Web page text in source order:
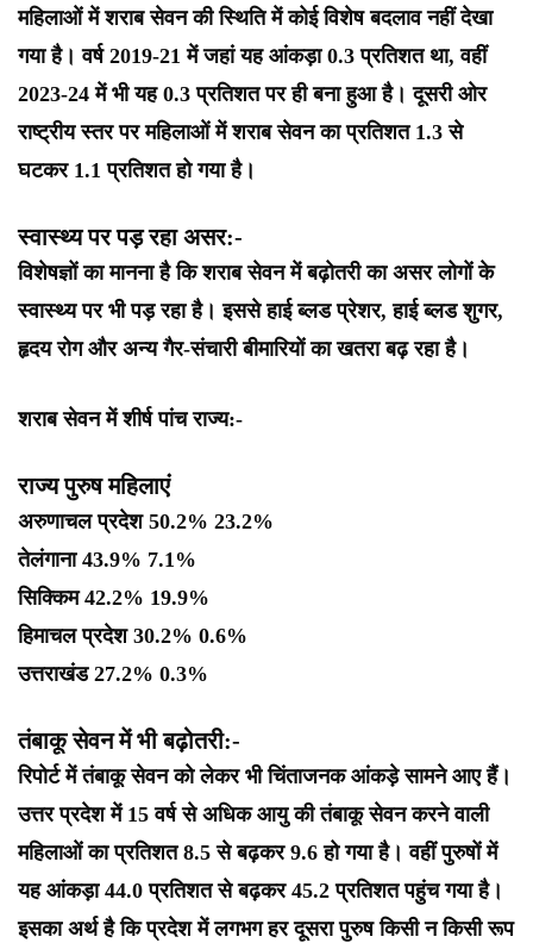
महिलाओं में शराब सेवन की स्थिति में कोई विशेष बदलाव नहीं देखा
गया है। वर्ष 2019-21 में जहां यह आंकड़ा 0.3 प्रतिशत था, वहीं
2023-24 में भी यह 0.3 प्रतिशत पर ही बना हुआ है। दूसरी ओर
राष्ट्रीय स्तर पर महिलाओं में शराब सेवन का प्रतिशत 1.3 से
घटकर 1.1 प्रतिशत हो गया है।
स्वास्थ्य पर पड़ रहा असर:-
विशेषज्ञों का मानना है कि शराब सेवन में बढ़ोतरी का असर लोगों के
स्वास्थ्य पर भी पड़ रहा है। इससे हाई ब्लड प्रेशर, हाई ब्लड शुगर,
हृदय रोग और अन्य गैर-संचारी बीमारियों का खतरा बढ़ रहा है।
शराब सेवन में शीर्ष पांच राज्य:-
राज्य पुरुष महिलाएं
अरुणाचल प्रदेश 50.2% 23.2%
तेलंगाना 43.9% 7.1%
सिक्किम 42.2% 19.9%
हिमाचल प्रदेश 30.2% 0.6%
उत्तराखंड 27.2% 0.3%
तंबाकू सेवन में भी बढ़ोतरी:-
रिपोर्ट में तंबाकू सेवन को लेकर भी चिंताजनक आंकड़े सामने आए हैं।
उत्तर प्रदेश में 15 वर्ष से अधिक आयु की तंबाकू सेवन करने वाली
महिलाओं का प्रतिशत 8.5 से बढ़कर 9.6 हो गया है। वहीं पुरुषों में
यह आंकड़ा 44.0 प्रतिशत से बढ़कर 45.2 प्रतिशत पहुंच गया है।
इसका अर्थ है कि प्रदेश में लगभग हर दूसरा पुरुष किसी न किसी रूप